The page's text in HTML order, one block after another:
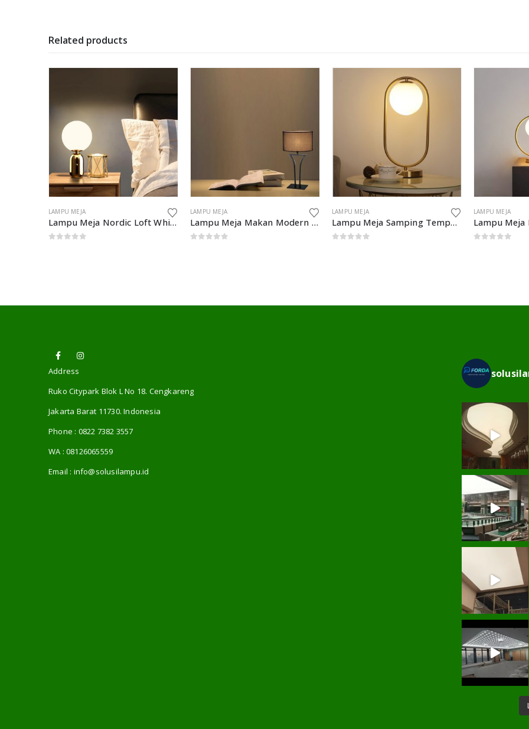
Related products
LAMPU MEJA
Lampu Meja Nordic Loft White Bola Meja Cahaya
LAMPU MEJA
Lampu Meja Makan Modern Sederhana Kamar Tidur Samping Tempat Tidur
LAMPU MEJA
Lampu Meja Samping Tempat Tidur Bola Kaca Logam Lampu Meja Hias
LAMPU MEJA
Address
Ruko Citypark Blok L No 18. Cengkareng
Jakarta Barat 11730. Indonesia
Phone : 0822 7382 3557
WA :08126065559
Email : info@solusilampu.id